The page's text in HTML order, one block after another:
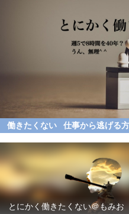
働きたくない 仕事から逃げる
とにかく働きたくない＠もみお